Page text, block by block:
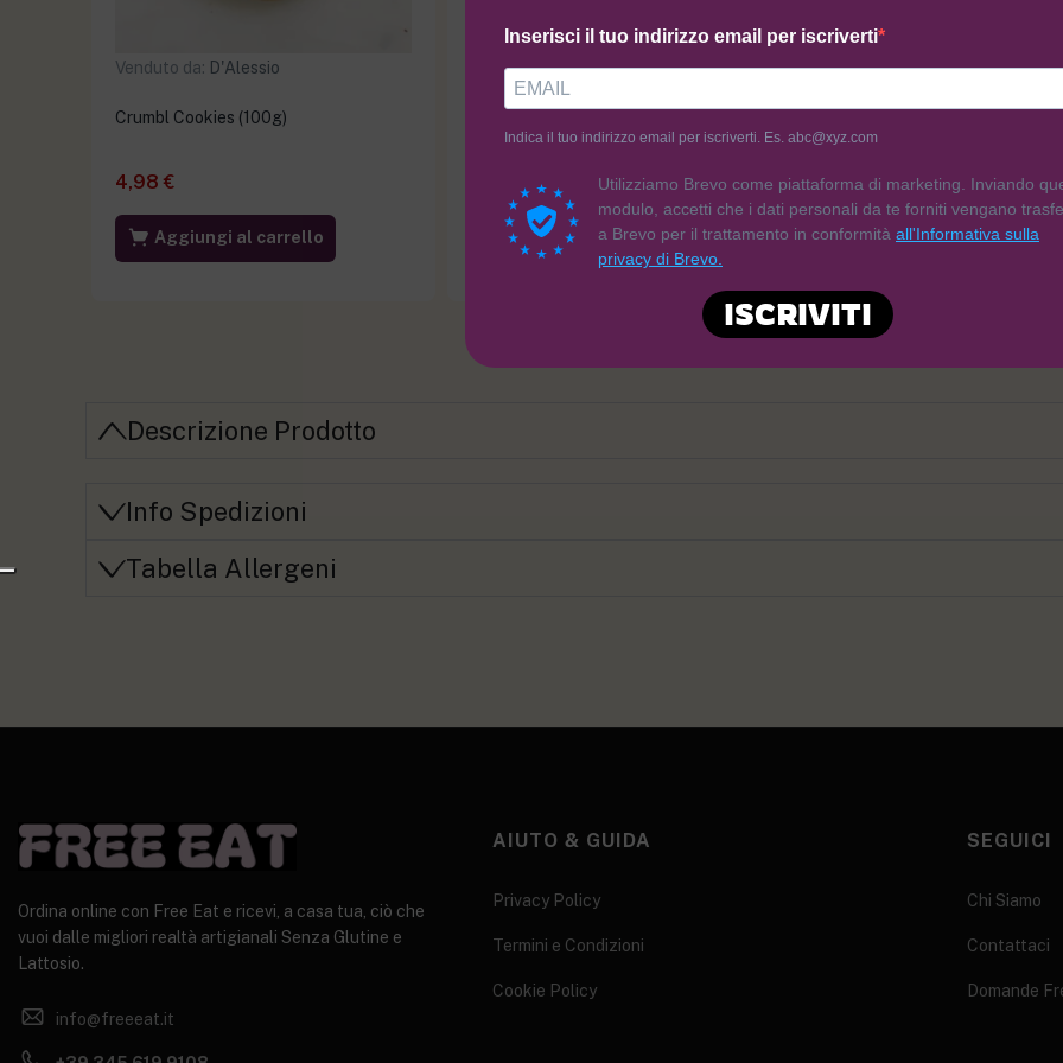
Inserisci il tuo indirizzo email per iscriverti
Indica il tuo indirizzo email per iscriverti. Es. abc@xyz.com
Utilizziamo Brevo come piattaforma di marketing. Inviando
modulo, accetti che i dati personali da te forniti vengano
a Brevo per il trattamento in conformità all'Informativa sulla
privacy di Brevo.
ISCRIVITI
Venduto da: D'Alessio
Crumbl Cookies (100g)
4,98 €
Aggiungi al carrello
Venduto da:D'Alessio
(400g)
€
Aggiungi al carrello
Venduto da:D'Alessio
(250g)
3,95€
Aggiungi al carrello
Descrizione Prodotto
Info Spedizioni
Tabella Allergeni
Ordina online con Free Eat e ricevi, a casa tua, ciò che
vuoi dalle migliori realtà artigianali Senza Glutine e
Lattosio.
info@freeeat.it
AIUTO & GUIDA
Privacy Policy
Termini e Condizioni
Cookie Policy
SEGUICI
Chi Siamo
Contattaci
Domande